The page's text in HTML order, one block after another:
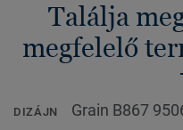
Találja
megfelelő
DIZÁJN Grain B867